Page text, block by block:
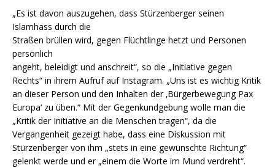
„Es ist davon auszugehen, dass Stürzenberger seinen
Islamhass durch die
Straßen brüllen wird, gegen Flüchtlinge hetzt und Personen
persönlich
angeht, beleidigt und anschreit“, so die „Initiative gegen
Rechts“ in ihrem Aufruf auf Instagram. „Uns ist es wichtig Kritik
an dieser Person und den Inhalten der ‚Bürgerbewegung Pax
Europa‘ zu üben.“ Mit der Gegenkundgebung wolle man die
„Kritik der Initiative an die Menschen tragen“, da die
Vergangenheit gezeigt habe, dass eine Diskussion mit
Stürzenberger von ihm „stets in eine gewünschte Richtung“
gelenkt werde und er „einem die Worte im Mund verdreht“.